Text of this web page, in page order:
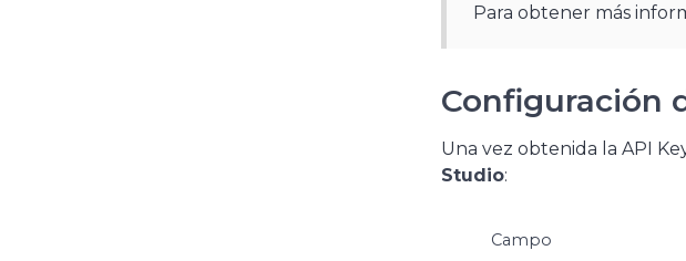
Para obtener más
Configuración
Una vez obtenida la API
Studio:
Campo